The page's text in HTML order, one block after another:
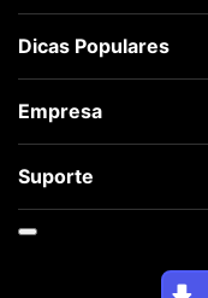
Dicas Populares
Empresa
Suporte